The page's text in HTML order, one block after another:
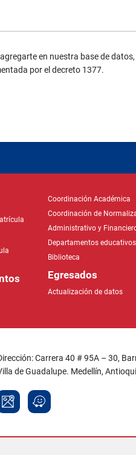
en nuestra base de
por el decreto 1377.
Coordinación Académica
Coordinación de
Administrativo y
Departamentos educativos
Biblioteca
Egresados
Actualización de datos
Carrera 40 # 95A – 30,
de Guadalupe. Medellín,